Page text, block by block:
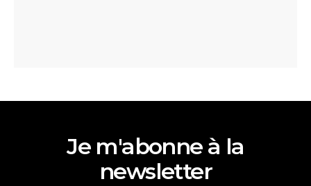
Je m'abonne à la
newsletter